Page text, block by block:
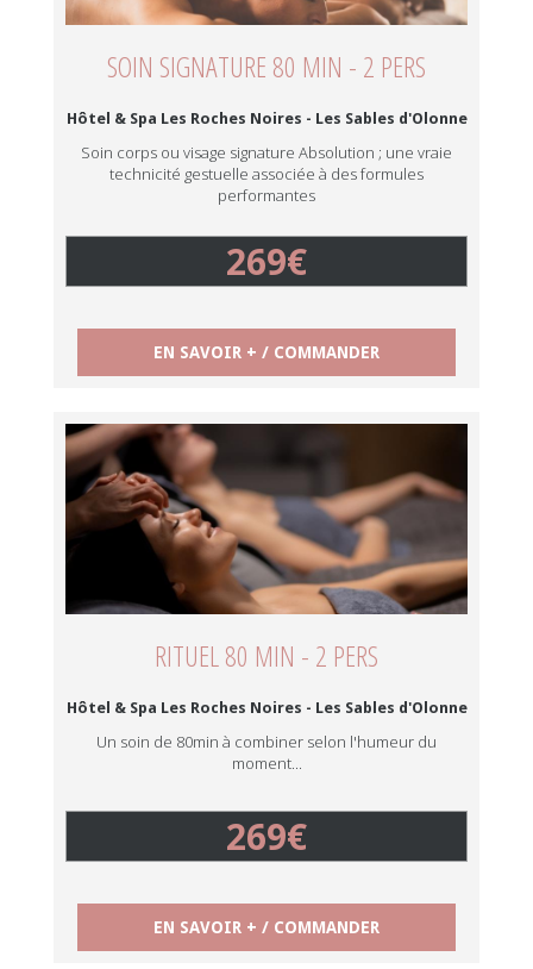
SOIN SIGNATURE 80 MIN - 2 PERS
Hôtel & Spa Les Roches Noires - Les Sables d'Olonne
Soin corps ou visage signature Absolution ; une vraie
technicité gestuelle associée à des formules
performantes
269€
EN SAVOIR + / COMMANDER
RITUEL 80 MIN - 2 PERS
Hôtel & Spa Les Roches Noires - Les Sables d'Olonne
Un soin de 80min à combiner selon l'humeur du
moment...
269€
EN SAVOIR + / COMMANDER